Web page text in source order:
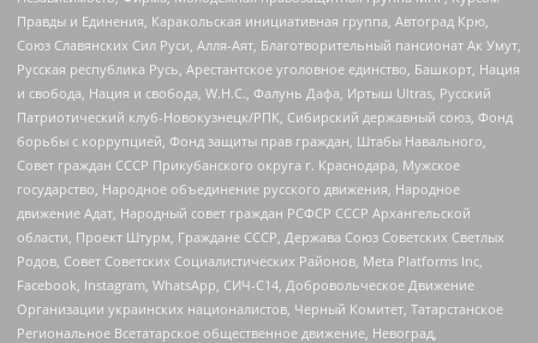
Правды и Единения, Каракольская инициативная группа, Автоград Крю,
Союз Славянских Сил Руси, Алля-Аят, Благотворительный пансионат Ак Умут,
Русская республика Русь, Арестантское уголовное единство, Башкорт, Нация
и свобода, Нация и свобода, W.H.С., Фалунь Дафа, Иртыш Ultras, Русский
Патриотический клуб-Новокузнецк/РПК, Сибирский державный союз, Фонд
борьбы с коррупцией, Фонд защиты прав граждан, Штабы Навального,
Совет граждан СССР Прикубанского округа г. Краснодара, Мужское
государство, Народное объединение русского движения, Народное
движение Адат, Народный совет граждан РСФСР СССР Архангельской
области, Проект Штурм, Граждане СССР, Держава Союз Советских Светлых
Родов, Совет Советских Социалистических Районов, Meta Platforms Inc,
Facebook, Instagram, WhatsApp, СИЧ-С14, Добровольческое Движение
Организации украинских националистов, Черный Комитет, Татарстанское
Региональное Всетатарское общественное движение, Невоград,